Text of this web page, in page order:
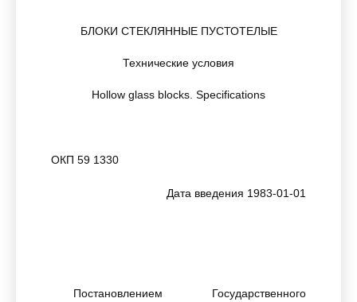
БЛОКИ СТЕКЛЯННЫЕ ПУСТОТЕЛЫЕ
Технические условия
Hollow glass blocks. Specifications
ОКП 59 1330
Дата введения 1983-01-01
Постановлением Государственного